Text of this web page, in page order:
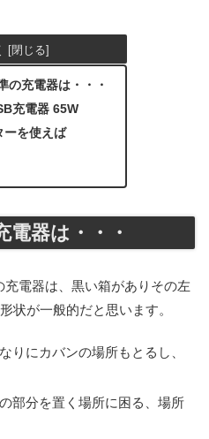
の充電器は・・・
充電器 65W
ーを使えば
電器は・・・
充電器は、黒い箱がありその左
状が一般的だと思います。
りにカバンの場所もとるし、
部分を置く場所に困る、場所